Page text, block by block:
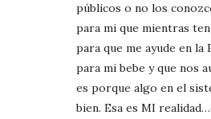
públicos o no los
para mi que mientras
para que me ayude en la
para mi bebe y que nos
es porque algo en el
bien. Esa es MI